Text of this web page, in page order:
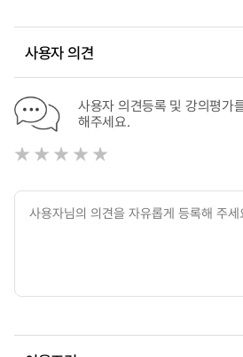
사용자 의견
사용자 의견등록 및 강의평가
해주세요.